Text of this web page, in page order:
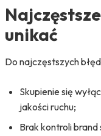
unikać
Do najczęstszych
Skupienie się
jakości ruchu;
Brak kontroli